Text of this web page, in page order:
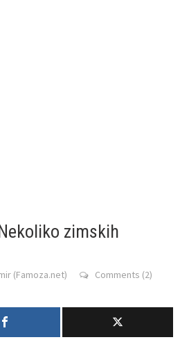
zimskih
(Famoza.net) Comments (2)